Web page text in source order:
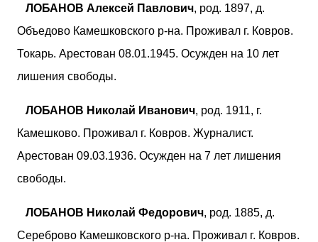
ЛОБАНОВ Алексей Павлович, род. 1897, д.
Объедово Камешковского р-на. Проживал г. Ковров.
Токарь. Арестован 08.01.1945. Осужден на 10 лет
лишения свободы.
ЛОБАНОВ Николай Иванович, род. 1911, г.
Камешково. Проживал г. Ковров. Журналист.
Арестован 09.03.1936. Осужден на 7 лет лишения
свободы.
ЛОБАНОВ Николай Федорович, род. 1885, д.
Сереброво Камешковского р-на. Проживал г. Ковров.